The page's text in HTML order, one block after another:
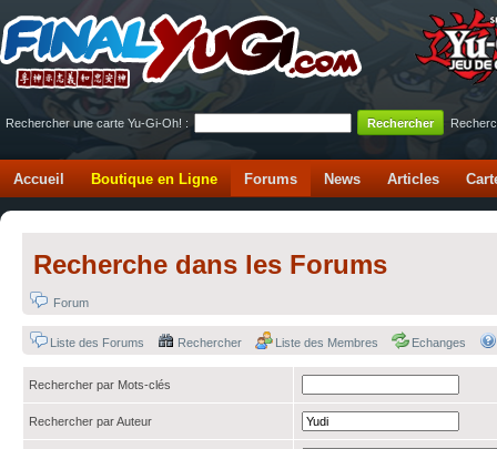
Rechercher une carte Yu-Gi-Oh! :
Accueil Boutique en Ligne Forums News Articles
Recherche dans les Forums
Forum
Liste des Forums Rechercher Liste des Membres Echanges
Rechercher par Mots-clés
Rechercher par Auteur